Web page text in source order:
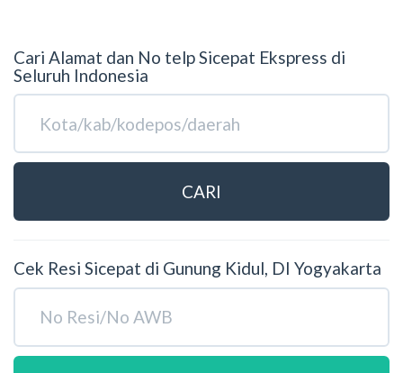
Cari Alamat dan No telp Sicepat Ekspress di
Seluruh Indonesia
CARI
Cek Resi Sicepat di Gunung Kidul, DI Yogyakarta